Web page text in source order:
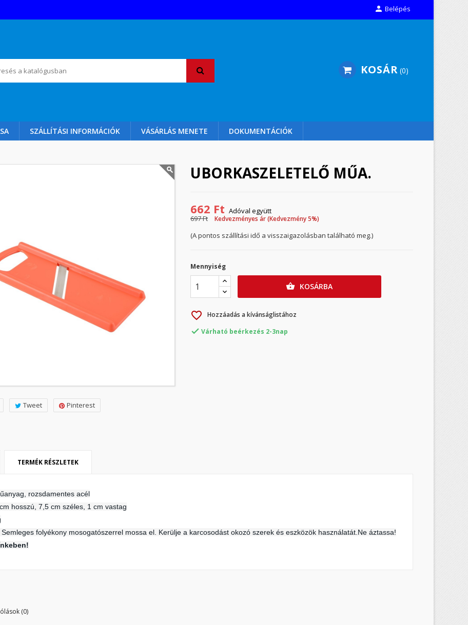
 Belépés
KOSÁR 0
SZÁLLÍTÁSI INFORMÁCIÓK VÁSÁRLÁS MENETE DOKUMENTÁCIÓK
Tweet Pinterest
UBORKASZELETELŐ MŰA.
662 Ft Adóval együtt
697 Ft
Kedvezményes ár (Kedvezmény 5%)
(A pontos szállítási idő a visszaigazolásban található meg.)
Mennyiség
 KOSÁRBA
favorite_border Hozzáadás a kívánságlistához
 Várható beérkezés 2-3nap
TERMÉK RÉSZLETEK
, rozsdamentes acél
hosszú, 7,5 cm széles, 1 cm vastag
Semleges folyékony mosogatószerrel mossa el. Kerülje a karcosodást okozó szerek és eszközök használatát.Ne áztassa!
(0)
My wishlists
add_circle_outline Create new list
Kívánságlista neve
Be kell jelentkezned a termékek kívánságlistába történő mentéséhez.